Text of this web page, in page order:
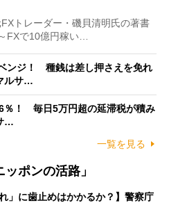
トレーダー・磯貝清明氏の著書
FXで10億円稼い…
ンジ！ 種銭は差し押さえを免れ
ルサ…
％！ 毎日5万円超の延滞税が積み
…
一覧を見る
ポンの活路」
」に歯止めはかかるか？】警察庁